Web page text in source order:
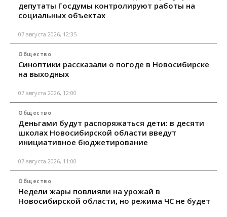
депутаты Госдумы контролируют работы на
социальных объектах
07 августа 2026, 12:35
Общество
Синоптики рассказали о погоде в Новосибирске
на выходных
07 августа 2026, 12:00
Общество
Деньгами будут распоряжаться дети: в десяти
школах Новосибирской области введут
инициативное бюджетирование
07 августа 2026, 11:00
Общество
Недели жары повлияли на урожай в
Новосибирской области, но режима ЧС не будет